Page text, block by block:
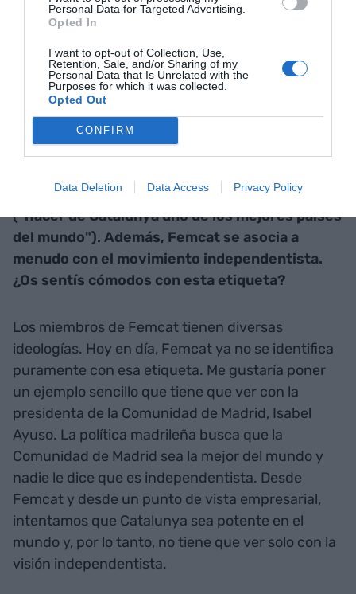
Personal Data for Targeted Advertising.
Opted In
I want to opt-out of Collection, Use,
Retention, Sale, and/or Sharing of my
Personal Data that Is Unrelated with the
Purposes for which it was collected.
Opted Out
CONFIRM
Data Deletion Data Access Privacy Policy
Uno de los lemas de Femcat es "hacer de Catalunya
uno de los mejores países del mundo" | Marc Llibre
Catalunya un dels millors països del món"
("hacer de Catalunya uno de los mejores países
del mundo"). Además, Femcat se asocia a
menudo con el movimiento independentista.
¿Os sentís cómodos con esta etiqueta?
Los miembros de Femcat tienen diversas
ideologías. Hoy en día, Femcat ya no se identifica
puramente con esa etiqueta. Me gustaría poner
un ejemplo sencillo que tiene que ver con la
presidenta de la Comunidad de Madrid, Isabel
Ayuso. La política madrileña busca que la
Comunidad de Madrid sea la mejor del mundo y
nadie le dice que es independentista. Desde
Femcat y desde un punto de vista empresarial,
intentamos que Catalunya sea potente en el
mundo y, por lo tanto, no tiene que ver solo con la
visión independentista.